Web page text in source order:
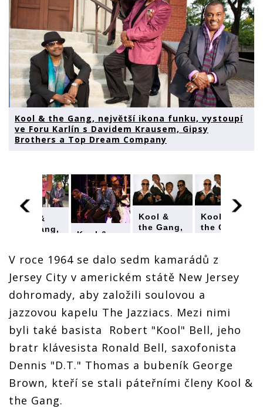
Kool & the Gang, největší ikona funku, vystoupí
ve Foru Karlín s Davidem Krausem, Gipsy
Brothers a Top Dream Company
Kool &
the Gang,
funku,
ve Foru
Karlín s
Krausem,
Gipsy
Brothers a
Top
Company
Kool &
největší
ikona
funku,
ve Foru
Karlín s
Davidem
Krausem,
Brothers a
Top
Dream
Company
Kool &
the Gang,
funku,
ve Foru
Karlín s
Davidem
Krausem,
Brothers a
Top
Dream
Company
Kool &
the Gang,
funku,
ve Foru
Karlín s
Davidem
Krausem,
Brothers a
Top
Dream
Company
V roce 1964 se dalo sedm kamarádů z
Jersey City v americkém státě New Jersey
dohromady, aby založili soulovou a
jazzovou kapelu The Jazziacs. Mezi nimi
byli také basista Robert "Kool" Bell, jeho
bratr klávesista Ronald Bell, saxofonista
Dennis "D.T." Thomas a bubeník George
Brown, kteří se stali páteřními členy Kool &
the Gang.